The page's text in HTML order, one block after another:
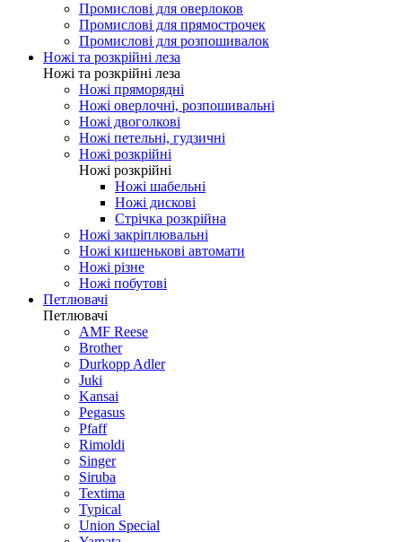
Промислові для оверлоков
Промислові для прямострочек
Промислові для розпошивалок
Ножі та розкрійні леза
Ножі та розкрійні леза
Ножі пряморядні
Ножі оверлочні, розпошивальні
Ножі двоголкові
Ножі петельні, гудзичні
Ножі розкрійні
Ножі розкрійні
Ножі шабельні
Ножі дискові
Стрічка розкрійна
Ножі закріплювальні
Ножі кишенькові автомати
Ножі різне
Ножі побутові
Петлювачі
Петлювачі
AMF Reese
Brother
Durkopp Adler
Juki
Kansai
Pegasus
Pfaff
Rimoldi
Singer
Siruba
Textima
Typical
Union Special